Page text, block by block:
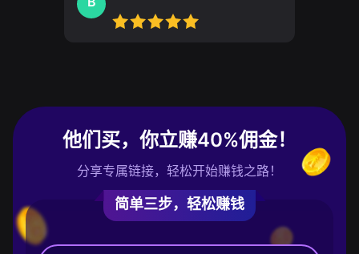
他们买，你立赚40%佣金！
分享专属链接，轻松开始赚钱之路！
简单三步，轻松赚钱